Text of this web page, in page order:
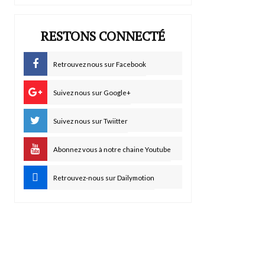
RESTONS CONNECTÉ
Retrouvez nous sur Facebook
Suivez nous sur Google+
Suivez nous sur Twiitter
Abonnez vous à notre chaine Youtube
Retrouvez-nous sur Dailymotion